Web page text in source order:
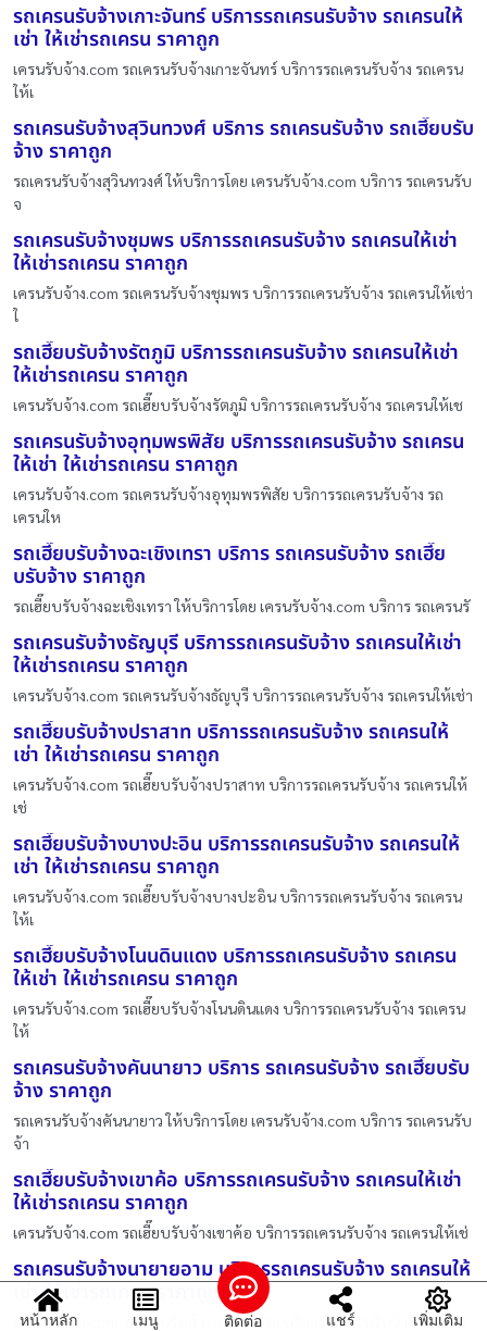
รถเครนรับจ้างเกาะจันทร์ บริการรถเครนรับจ้าง รถเครนให้
เช่า ให้เช่ารถเครน ราคาถูก
เครนรับจ้าง.com รถเครนรับจ้างเกาะจันทร์ บริการรถเครนรับจ้าง รถเครน
ให้เ
รถเครนรับจ้างสุวินทวงศ์ บริการ รถเครนรับจ้าง รถเฮี๊ยบรับ
จ้าง ราคาถูก
รถเครนรับจ้างสุวินทวงศ์ ให้บริการโดย เครนรับจ้าง.com บริการ รถเครนรับ
จ
รถเครนรับจ้างชุมพร บริการรถเครนรับจ้าง รถเครนให้เช่า
ให้เช่ารถเครน ราคาถูก
เครนรับจ้าง.com รถเครนรับจ้างชุมพร บริการรถเครนรับจ้าง รถเครนให้เช่า
ใ
รถเฮี๊ยบรับจ้างรัตภูมิ บริการรถเครนรับจ้าง รถเครนให้เช่า
ให้เช่ารถเครน ราคาถูก
เครนรับจ้าง.com รถเฮี๊ยบรับจ้างรัตภูมิ บริการรถเครนรับจ้าง รถเครนให้เช
รถเครนรับจ้างอุทุมพรพิสัย บริการรถเครนรับจ้าง รถเครน
ให้เช่า ให้เช่ารถเครน ราคาถูก
เครนรับจ้าง.com รถเครนรับจ้างอุทุมพรพิสัย บริการรถเครนรับจ้าง รถ
เครนให
รถเฮี๊ยบรับจ้างฉะเชิงเทรา บริการ รถเครนรับจ้าง รถเฮี๊ย
บรับจ้าง ราคาถูก
รถเฮี๊ยบรับจ้างฉะเชิงเทรา ให้บริการโดย เครนรับจ้าง.com บริการ รถเครนรั
รถเครนรับจ้างธัญบุรี บริการรถเครนรับจ้าง รถเครนให้เช่า
ให้เช่ารถเครน ราคาถูก
เครนรับจ้าง.com รถเครนรับจ้างธัญบุรี บริการรถเครนรับจ้าง รถเครนให้เช่า
รถเฮี๊ยบรับจ้างปราสาท บริการรถเครนรับจ้าง รถเครนให้
เช่า ให้เช่ารถเครน ราคาถูก
เครนรับจ้าง.com รถเฮี๊ยบรับจ้างปราสาท บริการรถเครนรับจ้าง รถเครนให้
เช่
รถเฮี๊ยบรับจ้างบางปะอิน บริการรถเครนรับจ้าง รถเครนให้
เช่า ให้เช่ารถเครน ราคาถูก
เครนรับจ้าง.com รถเฮี๊ยบรับจ้างบางปะอิน บริการรถเครนรับจ้าง รถเครน
ให้เ
รถเฮี๊ยบรับจ้างโนนดินแดง บริการรถเครนรับจ้าง รถเครน
ให้เช่า ให้เช่ารถเครน ราคาถูก
เครนรับจ้าง.com รถเฮี๊ยบรับจ้างโนนดินแดง บริการรถเครนรับจ้าง รถเครน
ให้
รถเครนรับจ้างคันนายาว บริการ รถเครนรับจ้าง รถเฮี๊ยบรับ
จ้าง ราคาถูก
รถเครนรับจ้างคันนายาว ให้บริการโดย เครนรับจ้าง.com บริการ รถเครนรับ
จ้า
รถเฮี๊ยบรับจ้างเขาค้อ บริการรถเครนรับจ้าง รถเครนให้เช่า
ให้เช่ารถเครน ราคาถูก
เครนรับจ้าง.com รถเฮี๊ยบรับจ้างเขาค้อ บริการรถเครนรับจ้าง รถเครนให้เช่
รถเครนรับจ้างนายายอาม บริการรถเครนรับจ้าง รถเครนให้
เช่า ให้เช่ารถเครน ราคาถูก
เครนรับจ้าง.com รถเครนรับจ้างนายายอาม บริการรถเครนรับจ้าง รถเครน
หน้าหลัก เมนู ติดต่อ แชร์ เพิ่มเติม